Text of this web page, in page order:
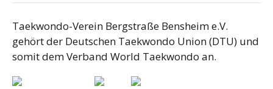
Taekwondo-Verein Bergstraße Bensheim e.V.
gehört der Deutschen Taekwondo Union (DTU) und
somit dem Verband World Taekwondo an.